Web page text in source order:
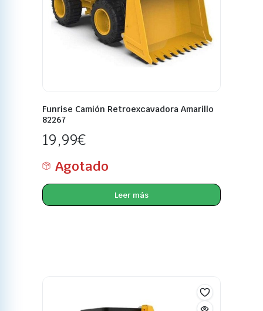
Funrise Camión Retroexcavadora Amarillo
82267
19,99€
Agotado
Leer más